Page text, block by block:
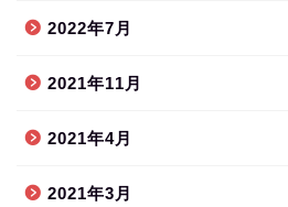
2022年7月
2021年11月
2021年4月
2021年3月